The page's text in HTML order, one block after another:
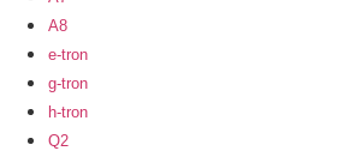
A8
e-tron
g-tron
h-tron
Q2